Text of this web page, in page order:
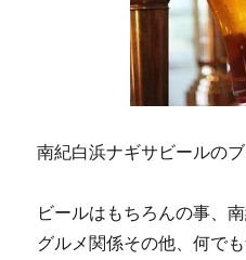
南紀白浜ナギサビールのブ
ビールはもちろんの事、
グルメ関係その他、何で